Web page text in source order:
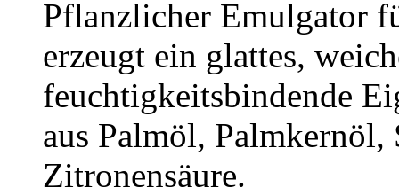
Pflanzlicher Emulgator
erzeugt ein glattes,
feuchtigkeitsbindende
aus Palmöl,
Zitronensäure.